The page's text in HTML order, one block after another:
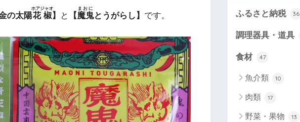
の太陽花椒
ホアジャオ
】 と 【魔鬼
まおに
とうがらし】 です。 ふるさと納税 36
調理器具・道具
食材 47
魚介類 10
肉類 17
野菜・果物 13